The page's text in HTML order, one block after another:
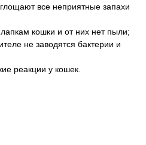
все неприятные запахи
кошки и от них нет пыли;
не заводятся бактерии и
реакции у кошек.